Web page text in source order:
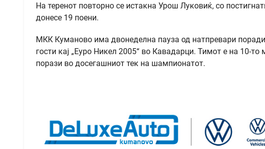
На теренот повторно се истакна Урош Луковиќ, со
донесе 19 поени.
МКК Куманово има двонеделна пауза од натпревари
гости кај „Еуро Никел 2005“ во Кавадарци. Тимот е на 10-
порази во досегашниот тек на шампионатот.